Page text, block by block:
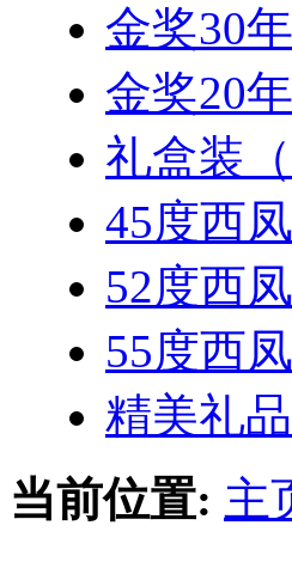
金奖30
金奖20
礼盒装（
45度西
52度西
55度西
精美礼品
当前位置: 主